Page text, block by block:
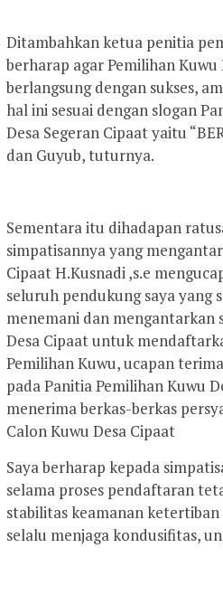
Ditambahkan ketua penitia
berharap agar Pemilihan Kuwu
berlangsung dengan sukses,
hal ini sesuai dengan slogan
Desa Segeran Cipaat yaitu
dan Guyub, tuturnya.
Sementara itu dihadapan
simpatisannya yang
Cipaat H.Kusnadi ,s.e
seluruh pendukung saya yang
menemani dan mengantarkan
Desa Cipaat untuk
Pemilihan Kuwu, ucapan
pada Panitia Pemilihan Kuwu
menerima berkas-berkas
Calon Kuwu Desa Cipaat
Saya berharap kepada
selama proses pendaftaran
stabilitas keamanan
selalu menjaga kondusifitas,